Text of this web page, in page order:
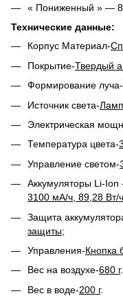
« Пониженный » ― 8
Технические данные:
Корпус Материал-
Покрытие-Твердый
Формирование луча-
Источник света-
Электрическая
Температура цвета-
Управление светом-
Аккумуляторы Li-Ion
3100 мA/ч, 89,28 Вт/
Защита
защиты;
Управления-Кнопка
Вес на воздухе-680 г.
Вес в воде-200 г.